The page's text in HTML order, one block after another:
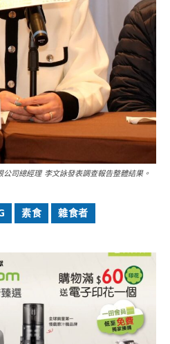
司總經理 李文詠發表調查報告整體結果。
素食 雜食者